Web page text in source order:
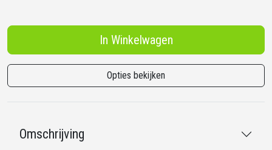
In Winkelwagen
Opties bekijken
Omschrijving